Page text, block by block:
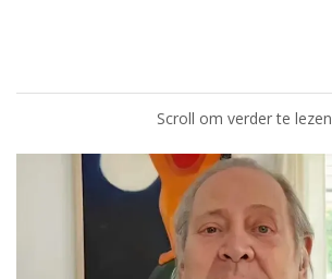
Scroll om verder te lezen